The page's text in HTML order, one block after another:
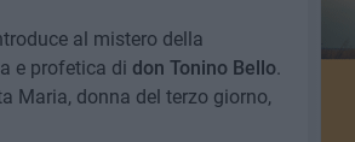
al mistero della
e profetica di don Tonino Bello.
Maria, donna del terzo giorno,